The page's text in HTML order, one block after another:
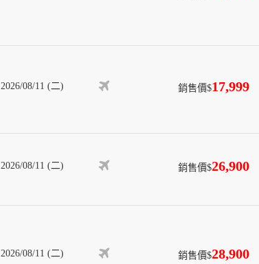
2026/08/11 (二) 銷售價$17,999
2026/08/11 (二) 銷售價$26,900
2026/08/11 (二) 銷售價$28,900